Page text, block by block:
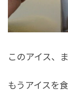
このアイス、
もうアイスを